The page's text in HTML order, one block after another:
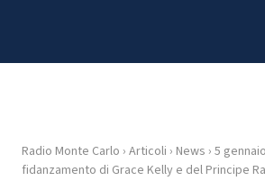
HOME
Radio Monte Carlo › Articoli › News › 5
fidanzamento di Grace Kelly e del Principe